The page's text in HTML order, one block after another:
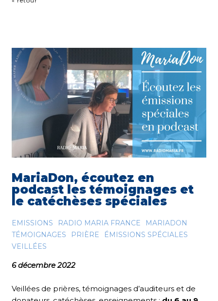
MariaDon, écoutez en
podcast les témoignages et
le catéchèses spéciales
EMISSIONS RADIO MARIA FRANCE
MARIADON
TÉMOIGNAGES
PRIÈRE
ÉMISSIONS SPÉCIALES
VEILLÉES
6 décembre 2022
Veillées de prières, témoignages d’auditeurs et de